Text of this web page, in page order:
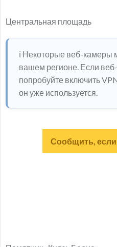
Центральная площадь
ℹ️ Некоторые веб-камеры
вашем регионе. Если
попробуйте включить
он уже используется.
Сообщить, если